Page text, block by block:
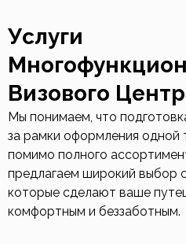
Услуги
Визового
Мы понимаем, что
за рамки оформления одной
помимо полного
предлагаем широкий выбор
которые сделают ваше
комфортным и беззаботным.